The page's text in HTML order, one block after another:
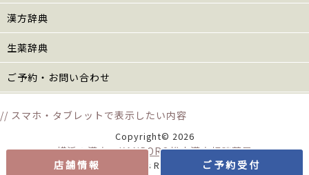
漢方辞典
生薬辞典
ご予約・お問い合わせ
// スマホ・タブレットで表示したい内容
店舗情報 ご予約受付
Copyright© 2026
横浜の漢方 KANPORO松山漢方相談薬局
All Rights Reserved.